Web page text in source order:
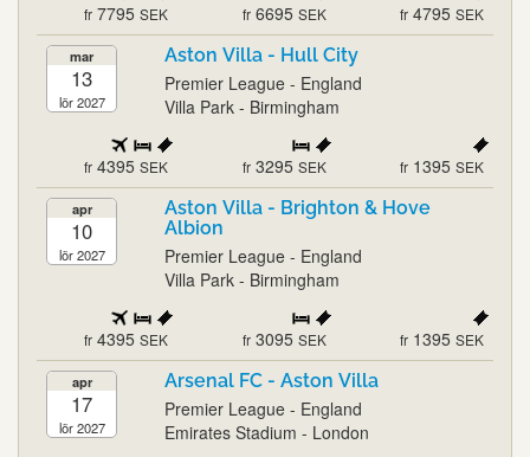
fr 7795 SEK fr 6695 SEK fr 4795 SEK
mar
13
lör 2027
Aston Villa - Hull City
Premier League - England
Villa Park - Birmingham
fr 4395 SEK fr 3295 SEK fr 1395 SEK
apr
10
lör 2027
Aston Villa - Brighton & Hove
Albion
Premier League - England
Villa Park - Birmingham
fr 4395 SEK fr 3095 SEK fr 1395 SEK
apr
17
lör 2027
Arsenal FC - Aston Villa
Premier League - England
Emirates Stadium - London